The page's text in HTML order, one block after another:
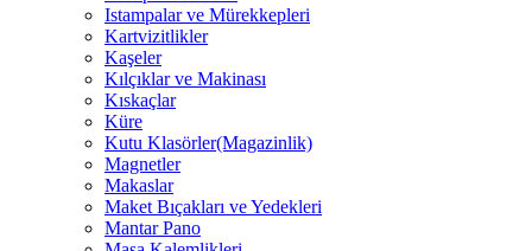
Istampalar ve Mürekkepleri
Kartvizitlikler
Kaşeler
Kılçıklar ve Makinası
Kıskaçlar
Küre
Kutu Klasörler(Magazinlik)
Magnetler
Makaslar
Maket Bıçakları ve Yedekleri
Mantar Pano